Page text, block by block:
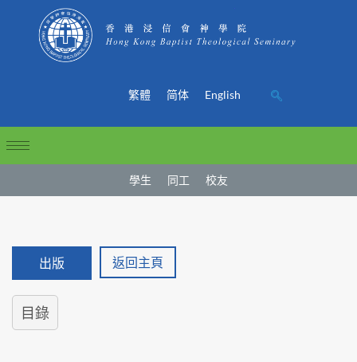
繁體 简体 English
學生 同工 校友
出版 返回主頁
目錄